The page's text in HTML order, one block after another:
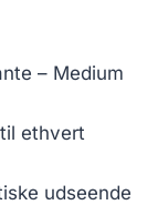
– Medium
ethvert
udseende